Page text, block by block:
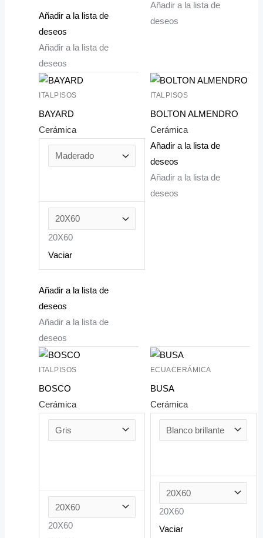
Añadir a la lista de
deseos
Añadir a la lista de
deseos
Añadir a la lista de
deseos
ITALPISOS
BAYARD
Cerámica
20X60
Vaciar
Añadir a la lista de
deseos
Añadir a la lista de
deseos
ITALPISOS
BOLTON ALMENDRO
Cerámica
Añadir a la lista de
deseos
Añadir a la lista de
deseos
ITALPISOS
BOSCO
Cerámica
20X60
ECUACERÁMICA
BUSA
Cerámica
20X60
Vaciar